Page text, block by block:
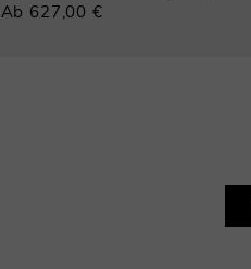
Ab 627,00 €